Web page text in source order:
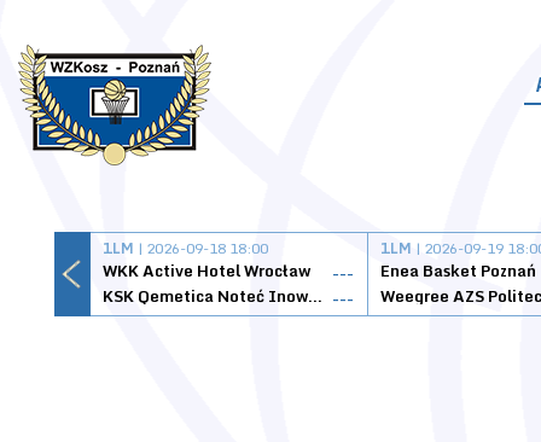
1LM | 2026-09-18 18:00
WKK Active Hotel Wrocław
---
KSK Qemetica Noteć Inowrocław ---
1LM | 2026-09-19
Enea Basket Poznań